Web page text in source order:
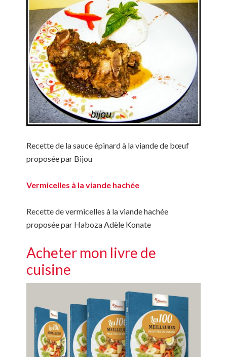
Recette de la sauce épinard à la viande de bœuf
proposée par Bijou
Vermicelles à la viande hachée
Recette de vermicelles à la viande hachée
proposée par Haboza Adèle Konate
Acheter mon livre de
cuisine